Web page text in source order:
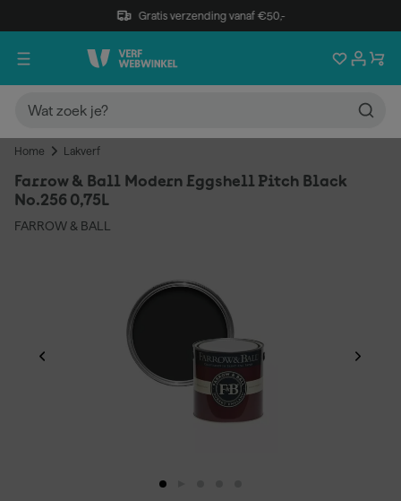
Gratis verzending vanaf €50,-
Home Lakverf
Farrow & Ball Modern Eggshell Pitch Black
No.256 0,75L
FARROW & BALL